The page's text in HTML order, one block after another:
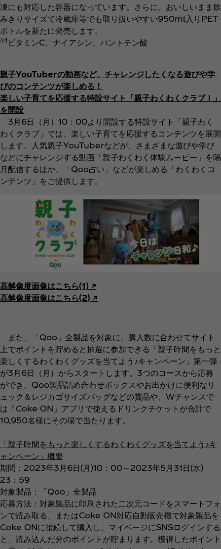
凍にも対応した容器になっています。さらに、おいしいまま飲
みきりサイズで冷蔵庫等でも取り扱いやすい950ml入りPET
ボトルを新たに発売します。
※1 ビタミンC、ナイアシン、パントテン酸
親子YouTuberの動画など、チャレンジしたくなる遊びや学
びのコンテンツが楽しめる！
楽しい子育てを応援する特設サイト「親子わくわくクラブ！」
を開設
3月6日（月）10：00より開設する特設サイト「親子わく
わくクラブ」では、楽しい子育てを応援するコンテンツを展開
します。人気親子YouTuberなどが、さまざまな遊びや学び
などにチャレンジする動画「親子わくわく体験ムービー」を隔
月配信するほか、「Qoo占い」などが楽しめる「わくわくコ
ンテンツ」をご提供します。
高解像度画像はこちら(1) ↗︎
高解像度画像はこちら(2) ↗︎
また、「Qoo」全製品を対象に、購入数に合わせてサイト
上でポイントを貯めると抽選に参加できる「親子時間をもっと
楽しくするわくわくグッズを当てよう♪キャンペーン」第一弾
が3月6日（月）からスタートします。3つのコースから応募
ができ、Qoo製品詰め合わせボックスやお出かけに便利なリ
ュック＆レジカゴサイズバッグなどの賞品や、Wチャンスで
は「Coke ON」アプリで使えるドリンクチケットが合計で
10,950名様にその場で当たります。
「親子時間をもっと楽しくするわくわくグッズを当てよう♪キ
ャンペーン」概要
期間：2023年3月6日(月)10：00～2023年5月31日(水)
23：59
対象製品：「Qoo」全製品
応募方法：対象製品に印刷された二次元コードをスマートフォ
ンで読み取る、またはCoke ON対応自動販売機で対象製品を
Coke ONに接続して購入し、マイページにSNSログインする
と、読み込んだ分のポイントが貯まります。獲得したポイント